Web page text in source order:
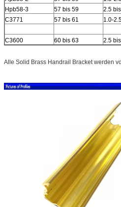
Hpb58-3
57 bis 59 2.5
C3771
57 bis 61 1.0-
C3600
60 bis 63 2.5
Alle Solid Brass Handrail Bracket werden